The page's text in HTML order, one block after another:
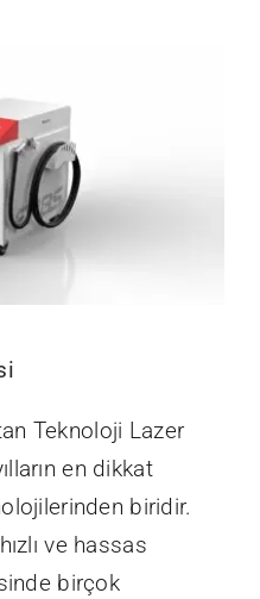
Teknoloji Lazer
en dikkat
biridir.
ve hassas
birçok